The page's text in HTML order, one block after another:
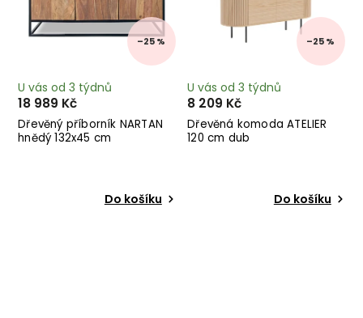
–25 %
Dřevěný příborník NARTAN
hnědý 132x45 cm
U vás od 3 týdnů
18 989 Kč
Do košíku
–25 %
Dřevěná komoda ATELIER
120 cm dub
U vás od 3 týdnů
8 209 Kč
Do košíku